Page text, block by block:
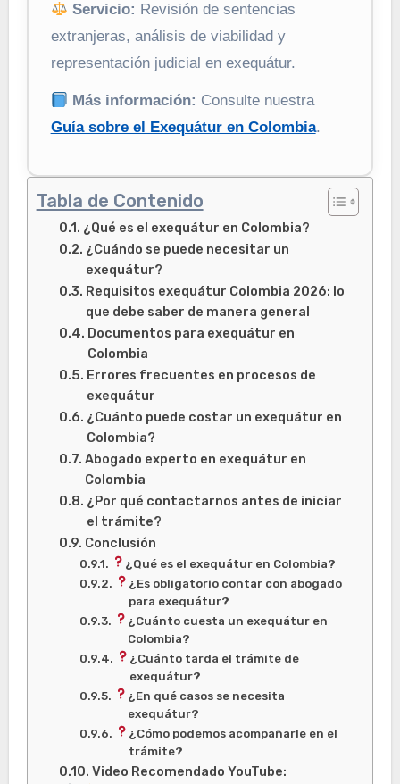
Servicio: Revisión de sentencias
extranjeras, análisis de viabilidad y
representación judicial en exequátur.
Más información: Consulte nuestra
Guía sobre el Exequátur en Colombia.
Tabla de Contenido
¿Qué es el exequátur en Colombia?
¿Cuándo se puede necesitar un
exequátur?
Requisitos exequátur Colombia 2026: lo
que debe saber de manera general
Documentos para exequátur en
Colombia
Errores frecuentes en procesos de
exequátur
¿Cuánto puede costar un exequátur en
Colombia?
Abogado experto en exequátur en
Colombia
¿Por qué contactarnos antes de iniciar
el trámite?
Conclusión
¿Qué es el exequátur en Colombia?
¿Es obligatorio contar con abogado
para exequátur?
¿Cuánto cuesta un exequátur en
Colombia?
¿Cuánto tarda el trámite de
exequátur?
¿En qué casos se necesita
exequátur?
¿Cómo podemos acompañarle en el
trámite?
Video Recomendado YouTube: